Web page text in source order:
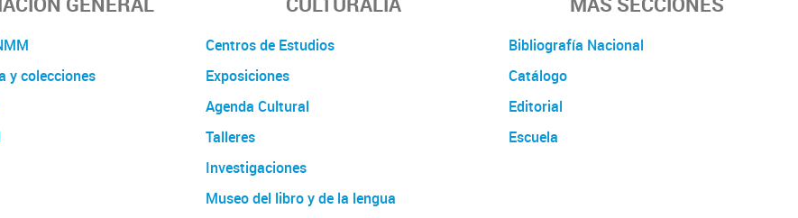
y colecciones
Centros de Estudios
Exposiciones
Agenda Cultural
Talleres
Investigaciones
Museo del libro y de la lengua
Bibliografía Nacional
Catálogo
Editorial
Escuela